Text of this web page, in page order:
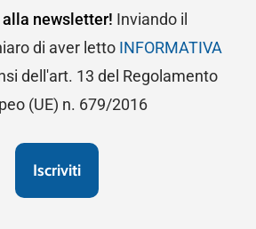
newsletter! Inviando il
di aver letto INFORMATIVA
dell'art. 13 del Regolamento
(UE) n. 679/2016